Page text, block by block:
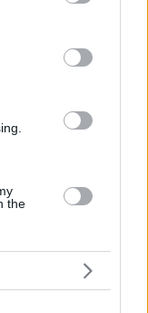
party tags to
in below Google
the
εκπαίδευσης
τη χρηματοδότηση
με ασφάλεια
Σχολιασμένα